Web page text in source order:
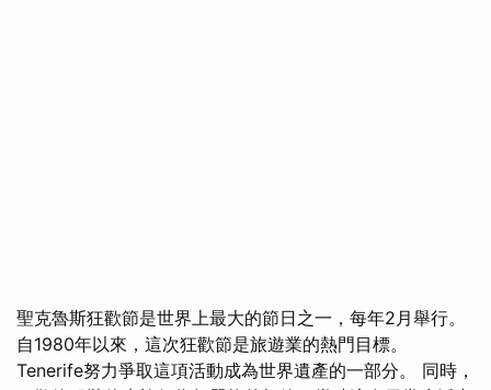
聖克魯斯狂歡節是世界上最大的節日之一，每年2月舉行。
自1980年以來，這次狂歡節是旅遊業的熱門目標。
Tenerife努力爭取這項活動成為世界遺產的一部分。 同時，